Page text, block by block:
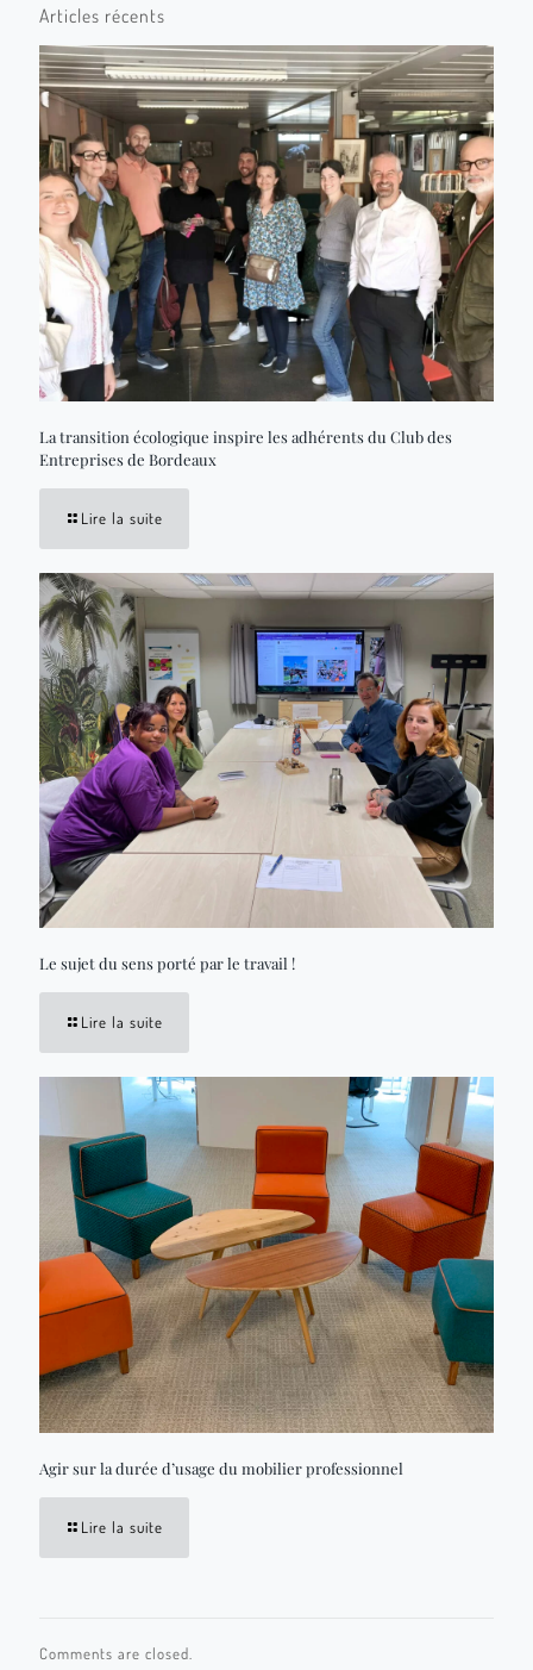
Articles récents
La transition écologique inspire les adhérents du Club des
Entreprises de Bordeaux
Lire la suite
Le sujet du sens porté par le travail !
Lire la suite
Agir sur la durée d’usage du mobilier professionnel
Lire la suite
Comments are closed.